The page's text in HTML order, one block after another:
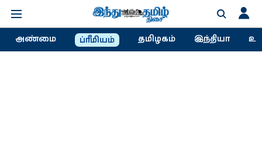
அண்மை ப்ரீமியம் தமிழகம் இந்தியா